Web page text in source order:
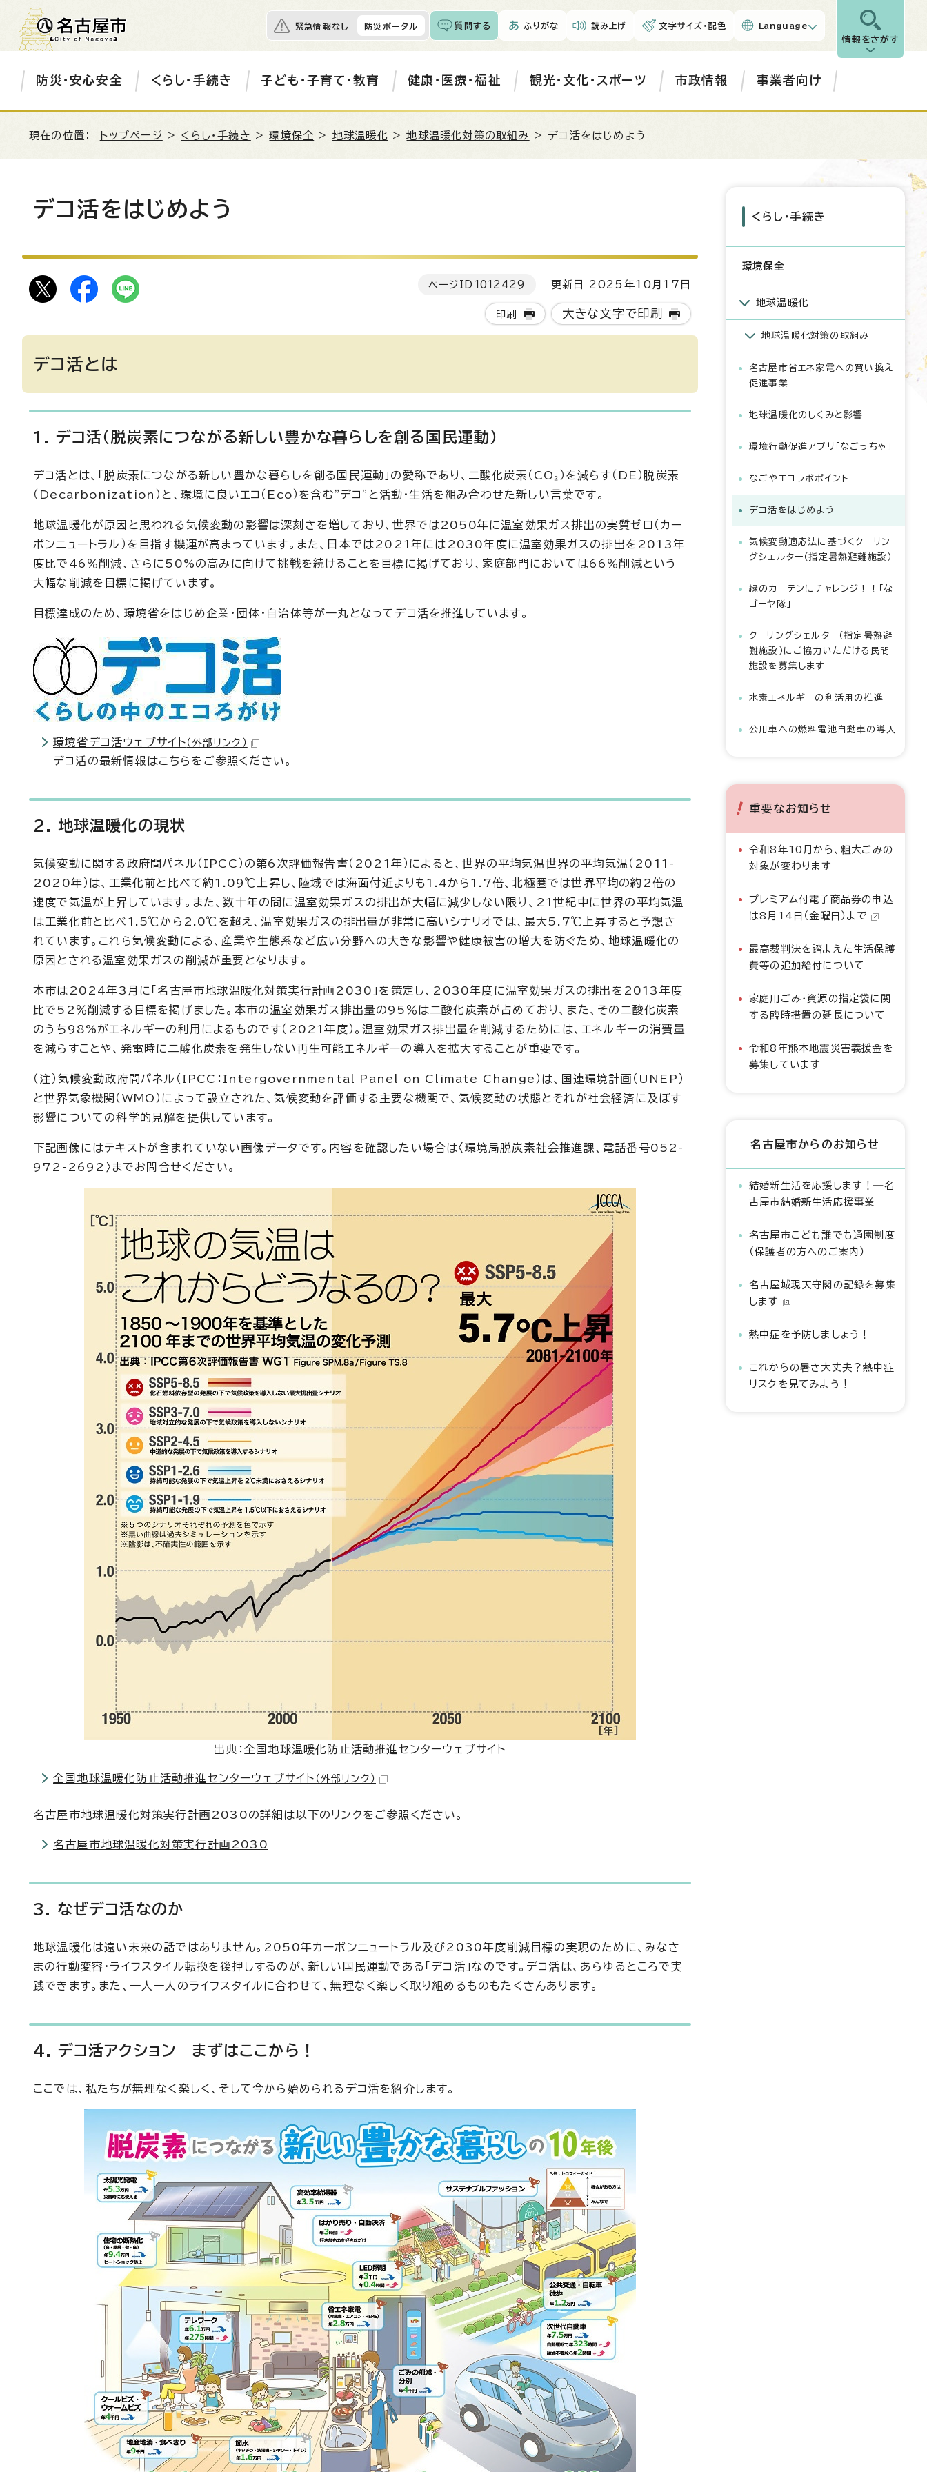
緊急情報なし 防災ポータル 質問する ふりがな 読み上げ 文字サイズ・配色 Language
情報をさがす
防災・安心安全 くらし・手続き 子ども・子育て・教育 健康・医療・福祉 観光・文化・スポーツ 市政情報 事業者向け
現在の位置： トップページ > くらし・手続き >環境保全 > 地球温暖化 >地球温暖化対策の取組み > デコ活をはじめよう
デコ活をはじめよう
ページID 1012429 更新日 2025年10月17日
印刷 大きな文字で印刷
デコ活とは
1. デコ活（脱炭素につながる新しい豊かな暮らしを創る国民運動）
デコ活とは、「脱炭素につながる新しい豊かな暮らしを創る国民運動」の愛称であり、二酸化炭素（CO₂）を減らす（DE）脱炭素
（Decarbonization）と、環境に良いエコ（Eco）を含む"デコ"と活動・生活を組み合わせた新しい言葉です。
地球温暖化が原因と思われる気候変動の影響は深刻さを増しており、世界では2050年に温室効果ガス排出の実質ゼロ（カー
ボンニュートラル）を目指す機運が高まっています。また、日本では2021年には2030年度に温室効果ガスの排出を2013年
度比で46％削減、さらに50%の高みに向けて挑戦を続けることを目標に掲げており、家庭部門においては66％削減という
大幅な削減を目標に掲げています。
目標達成のため、環境省をはじめ企業・団体・自治体等が一丸となってデコ活を推進しています。
環境省デコ活ウェブサイト （外部リンク）
デコ活の最新情報はこちらをご参照ください。
2. 地球温暖化の現状
気候変動に関する政府間パネル（IPCC）の第6次評価報告書（2021年）によると、世界の平均気温世界の平均気温（2011-
2020年）は、工業化前と比べて約1.09℃上昇し、陸域では海面付近よりも1.4から1.7倍、北極圏では世界平均の約2倍の
速度で気温が上昇しています。また、数十年の間に温室効果ガスの排出が大幅に減少しない限り、21世紀中に世界の平均気温
は工業化前と比べ1.5℃から2.0℃を超え、温室効果ガスの排出量が非常に高いシナリオでは、最大5.7℃上昇すると予想さ
れています。これら気候変動による、産業や生態系など広い分野への大きな影響や健康被害の増大を防ぐため、地球温暖化の
原因とされる温室効果ガスの削減が重要となります。
本市は2024年3月に「名古屋市地球温暖化対策実行計画2030」を策定し、2030年度に温室効果ガスの排出を2013年度
比で52％削減する目標を掲げました。本市の温室効果ガス排出量の95％は二酸化炭素が占めており、また、その二酸化炭素
のうち98%がエネルギーの利用によるものです（2021年度）。温室効果ガス排出量を削減するためには、エネルギーの消費量
を減らすことや、発電時に二酸化炭素を発生しない再生可能エネルギーの導入を拡大することが重要です。
（注）気候変動政府間パネル（IPCC：Intergovernmental Panel on Climate Change）は、国連環境計画（UNEP）
と世界気象機関（WMO）によって設立された、気候変動を評価する主要な機関で、気候変動の状態とそれが社会経済に及ぼす
影響についての科学的見解を提供しています。
下記画像にはテキストが含まれていない画像データです。内容を確認したい場合は〈環境局脱炭素社会推進課、電話番号052-
972-2692〉までお問合せください。
出典：全国地球温暖化防止活動推進センターウェブサイト
全国地球温暖化防止活動推進センターウェブサイト （外部リンク）
名古屋市地球温暖化対策実行計画2030の詳細は以下のリンクをご参照ください。
名古屋市地球温暖化対策実行計画2030
3. なぜデコ活なのか
地球温暖化は遠い未来の話ではありません。2050年カーボンニュートラル及び2030年度削減目標の実現のために、みなさ
まの行動変容・ライフスタイル転換を後押しするのが、新しい国民運動である「デコ活」なのです。デコ活は、あらゆるところで実
践できます。また、一人一人のライフスタイルに合わせて、無理なく楽しく取り組めるものもたくさんあります。
4. デコ活アクション まずはここから！
ここでは、私たちが無理なく楽しく、そして今から始められるデコ活を紹介します。
くらし・手続き
環境保全
地球温暖化
地球温暖化対策の取組み
名古屋市省エネ家電への買い換え
促進事業
地球温暖化のしくみと影響
環境行動促進アプリ「なごっちゃ」
なごやエコラボポイント
デコ活をはじめよう
気候変動適応法に基づくクーリン
グシェルター（指定暑熱避難施設）
緑のカーテンにチャレンジ！！「な
ゴーヤ隊」
クーリングシェルター（指定暑熱避
難施設）にご協力いただける民間
施設を募集します
水素エネルギーの利活用の推進
公用車への燃料電池自動車の導入
重要なお知らせ
令和8年10月から、粗大ごみの
対象が変わります
プレミアム付電子商品券の申込
は8月14日（金曜日）まで
最高裁判決を踏まえた生活保護
費等の追加給付について
家庭用ごみ・資源の指定袋に関
する臨時措置の延長について
令和8年熊本地震災害義援金を
募集しています
名古屋市からのお知らせ
結婚新生活を応援します！―名
古屋市結婚新生活応援事業―
名古屋市こども誰でも通園制度
（保護者の方へのご案内）
名古屋城現天守閣の記録を募集
します
熱中症を予防しましょう！
これからの暑さ大丈夫？熱中症
リスクを見てみよう！